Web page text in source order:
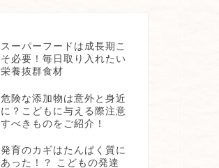
スーパーフードは成長期こ
そ必要！毎日取り入れたい
栄養抜群食材
危険な添加物は意外と身近
に？こどもに与える際注意
すべきものをご紹介！
発育のカギはたんぱく質に
あった！？ こどもの発達